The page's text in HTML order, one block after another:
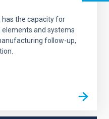
has the capacity for
and systems
follow-up,